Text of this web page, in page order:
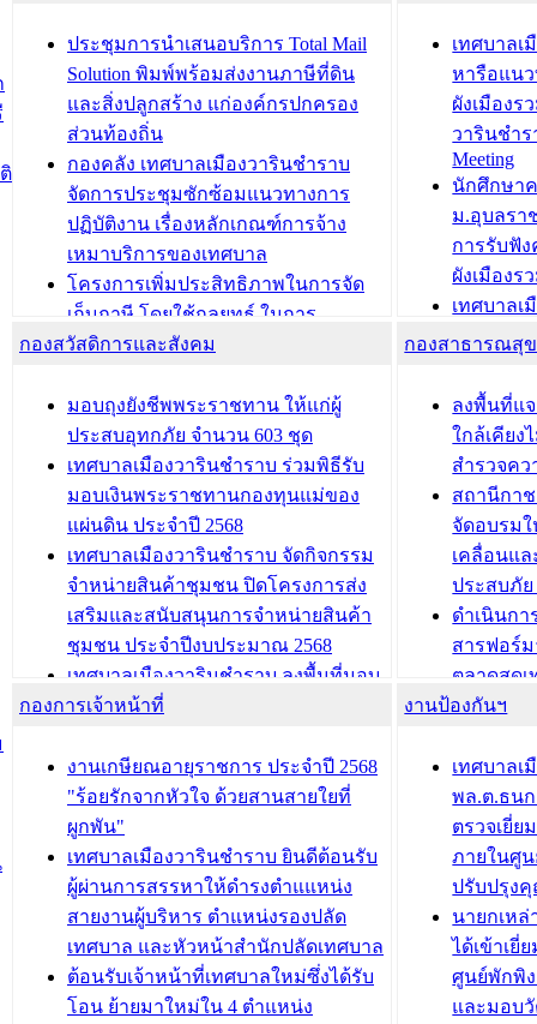
องคมนตรี
สำนักทะเบียนท้องถิ่นเทศบาลเมือง
วารินชำราบ ดำเนินการมอบทะเบียน
บ้าน ทร.14 และบัตรประจำตัว
ประชาชนบุคคลประเภท 8 แก่บุคคลที่
ได้รับการเพิ่มชื่อในทะเบียนบ้าน
(ท.ร.14) กรณีคนไม่มีสัญชาติไทยได้รับ
อนุญาตให้มีถิ่นที่อยู่
ประชุมคณะกรรมการประเมินผลการ
ควบคุมภายในของ สำนัก/กอง/
โรงเรียน/ศูนย์พัฒนาเด็กเล็ก/สถานธนา
บทความ อื่นๆ ...
ประชุมที
ชีวา สร้า
ขับเคลื่อน
“เมืองแห่
บทความ อื่นๆ ...
ประชุมการนำเสนอบริการ Total Mail
Solution พิมพ์พร้อมส่งงานภาษีที่ดิน
และสิ่งปลูกสร้าง แก่องค์กรปกครอง
ส่วนท้องถิ่น
กองคลัง เทศบาลเมืองวารินชำราบ
จัดการประชุมซักซ้อมแนวทางการ
ปฏิบัติงาน เรื่องหลักเกณฑ์การจ้าง
เหมาบริการของเทศบาล
โครงการเพิ่มประสิทธิภาพในการจัด
เก็บภาษี โดยใช้กลยุทธ์ ในการ
พัฒนาการจัดเก็บรายได้ ประจำปี พ.ศ.
เทศบาลเมืองวารินชำราบ ร่วมการ
ประชุมวิชาการระดับนานาชาติและ
นิทรรศการด้านนวัตกรรมท้องถิ่น 2568
และรับรางวัลทีมนักวิจัยดีเด่นจาก
นวัตกรรมโครงการทะเบียนภาษีป้าย
ประชุมผู้เช่าอาคารพาณิชย์ บริเวณ
ถนนเกษมสุขและถนนประทุมเทพภักดี
บทความ อื่นๆ ...
เทศบาลเ
หารือแน
ผังเมืองร
วารินชำร
Meeting
นักศึกษา
ม.อุบลรา
การรับฟั
ผังเมืองร
เทศบาลเ
โครงการ
เทศบาล
รับฟังคว
ผังเมือง
วารินชำ
เทศบาล
ซักซ้อมแ
ประโยช
บทความ อื่นๆ ...
กองสวัสดิการและสังคม
มอบถุงยังชีพพระราชทาน ให้แก่ผู้
ประสบอุทกภัย จำนวน 603 ชุด
เทศบาลเมืองวารินชำราบ ร่วมพิธีรับ
มอบเงินพระราชทานกองทุนแม่ของ
แผ่นดิน ประจำปี 2568
เทศบาลเมืองวารินชำราบ จัดกิจกรรม
จำหน่ายสินค้าชุมชน ปิดโครงการส่ง
เสริมและสนับสนุนการจำหน่ายสินค้า
ชุมชน ประจำปีงบประมาณ 2568
เทศบาลเมืองวารินชำราบ ลงพื้นที่มอบ
น้ำดื่มแก่ผู้พักอาศัย ณ ศูนย์พักพิง
กองสวัสดิการสังคม เทศบาลเมือง
วารินชำราบ จัดโครงการอบรมอาชีพ
ระยะสั้น ประจำปี 2568 (หลักสูตรการ
ถักทอผลิตภัณฑ์จากถุงพลาสติก)
บทความ อื่นๆ ...
กองสาธารณสุ
ลงพื้นที่แ
ใกล้เคียง
สำรวจค
สถานีกา
จัดอบรม
เคลื่อนแ
ประสบภั
ดำเนินกา
สารฟอร์
ตลาดสดเ
วารินชำร
ถนนแก่เ
เด็กเล็ก
เทศบาลเ
ปรึกษาห
วัยของอ
บทความ อื่นๆ ...
กองการเจ้าหน้าที่
งานเกษียณอายุราชการ ประจำปี 2568
"ร้อยรักจากหัวใจ ด้วยสานสายใยที่
ผูกพัน"
เทศบาลเมืองวารินชำราบ ยินดีต้อนรับ
ผู้ผ่านการสรรหาให้ดำรงตำแแหน่ง
สายงานผู้บริหาร ตำแหน่งรองปลัด
เทศบาล และหัวหน้าสำนักปลัดเทศบาล
ต้อนรับเจ้าหน้าที่เทศบาลใหม่ซึ่งได้รับ
โอน ย้ายมาใหม่ใน 4 ตำแหน่ง
งานป้องกันฯ
เทศบาลเ
พล.ต.ธน
ตรวจเยี่ย
ภายในศู
ปรับปรุง
นายกเห
ได้เข้าเยี่
ศูนย์พักพิ
และมอบ